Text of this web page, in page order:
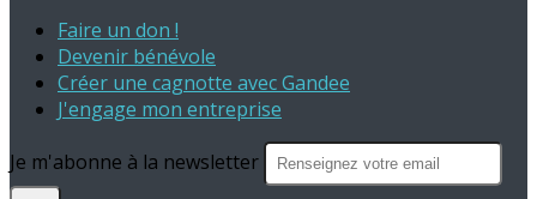
Faire un don !
Devenir bénévole
Créer une cagnotte avec Gandee
J'engage mon entreprise
Je m'abonne à la newsletter